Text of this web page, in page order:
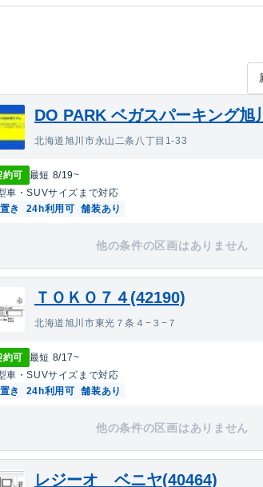
DO PARK ベガスパーキング旭川
北海道旭川市永山二条八丁目1-33
約可 最短 8/19~
車・SUVサイズまで対応
き
24h利用可 舗装あり
他の条件の区画はありません
ＴＯＫＯ７４(42190)
北海道旭川市東光７条４−３−７
約可 最短 8/17~
車・SUVサイズまで対応
き
24h利用可 舗装あり
他の条件の区画はありません
レジーオ ベニヤ(40464)